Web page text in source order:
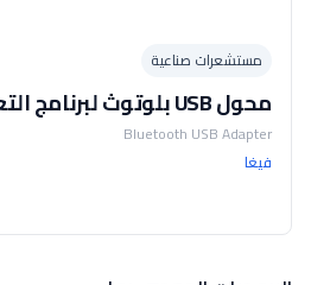
مستشعرات صناعية
محول USB بلوتوث لبرنامج التعديل
Bluetooth USB Adapter
فيغا